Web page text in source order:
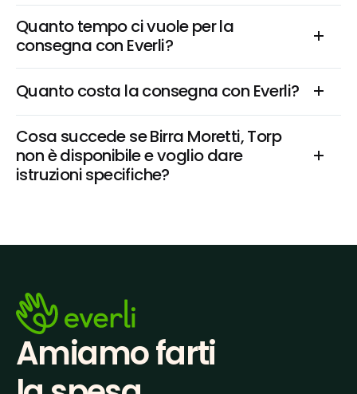
Quanto tempo ci vuole per la
consegna con Everli?
Quanto costa la consegna con Everli?
Cosa succede se Birra Moretti, Torp
non è disponibile e voglio dare
istruzioni specifiche?
Amiamo farti